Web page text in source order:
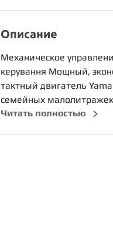
Описание
Механическое
керування Мощный,
тактный двигатель
семейных
Читать полностью